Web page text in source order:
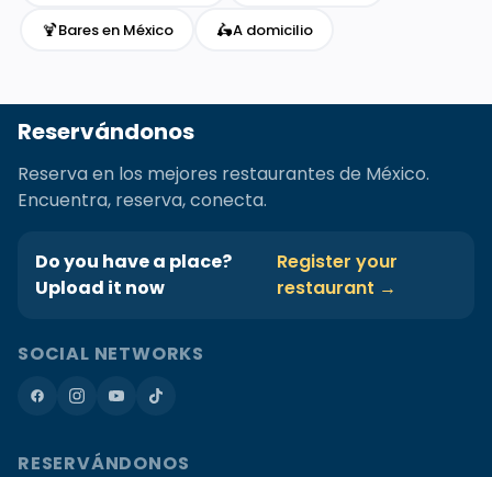
🍹Bares en México 🛵A domicilio
Reservándonos
Reserva en los mejores restaurantes de México.
Encuentra, reserva, conecta.
Do you have a place?
Upload it now
Register your
restaurant →
SOCIAL NETWORKS
RESERVÁNDONOS